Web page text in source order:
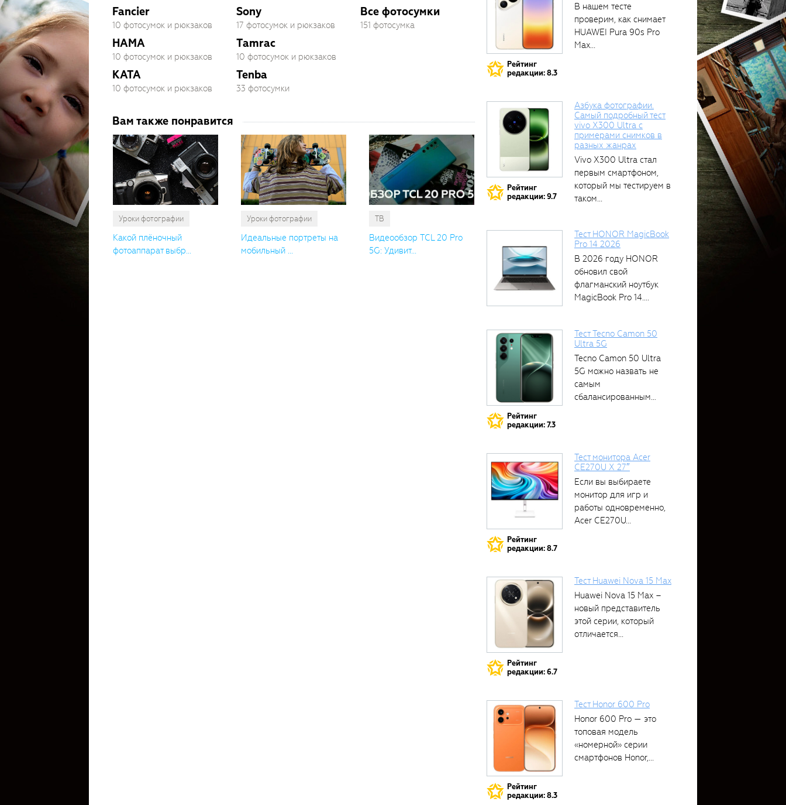
Fancier
10 фотосумок и рюкзаков
HAMA
10 фотосумок и рюкзаков
KATA
10 фотосумок и рюкзаков
Sony
17 фотосумок и рюкзаков
Tamrac
10 фотосумок и рюкзаков
Tenba
33 фотосумки
Все фотосумки
151 фотосумка
Вам также понравится
Уроки фотографии
Какой плёночный
фотоаппарат выбр...
Уроки фотографии
Идеальные портреты на
мобильный ...
ТВ
Видеообзор TCL 20 Pro
5G: Удивит...
Рейтинг
редакции: 8.3
В нашем тесте
проверим, как снимает
HUAWEI Pura 90s Pro
Max...
Рейтинг
редакции: 9.7
Азбука фотографии.
Самый подробный тест
vivo X300 Ultra с
примерами снимков в
разных жанрах
Vivo X300 Ultra стал
первым смартфоном,
который мы тестируем в
таком...
Тест HONOR MagicBook
Pro 14 2026
В 2026 году HONOR
обновил свой
флагманский ноутбук
MagicBook Pro 14....
Рейтинг
редакции: 7.3
Тест Tecno Camon 50
Ultra 5G
Tecno Camon 50 Ultra
5G можно назвать не
самым
сбалансированным
Рейтинг
редакции: 8.7
Тест монитора Acer
CE270U X 27″
Если вы выбираете
монитор для игр и
работы одновременно,
Acer CE270U...
Рейтинг
редакции: 6.7
Тест Huawei Nova 15 Max
Huawei Nova 15 Max –
новый представитель
этой серии, который
отличается...
Рейтинг
редакции: 8.3
Тест Honor 600 Pro
Honor 600 Pro — это
топовая модель
«номерной» серии
смартфонов Honor,...